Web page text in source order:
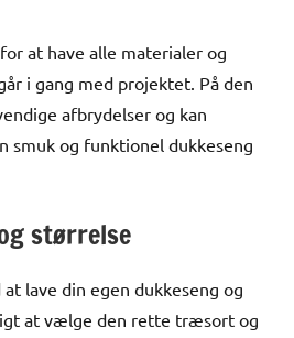
at have alle materialer og
i gang med projektet. På den
afbrydelser og kan
smuk og funktionel dukkeseng
størrelse
lave din egen dukkeseng og
at vælge den rette træsort og